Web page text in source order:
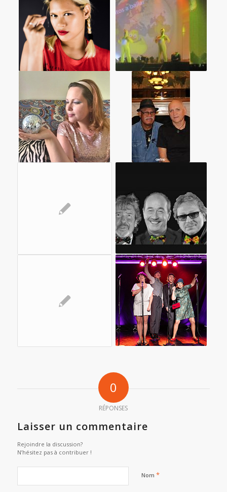
0
RÉPONSES
Laisser un commentaire
Rejoindre la discussion?
N’hésitez pas à contribuer !
Nom *